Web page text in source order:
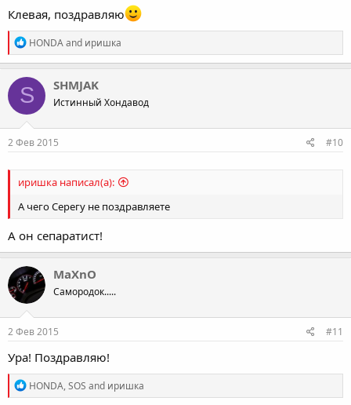
Клевая, поздравляю
R
e
a
c
t
i
o
n
s
HONDAand иришка
S SHMJAK
Истинный Хондавод
2 Фев 2015 #10
иришка написал(а):
А чего Серегу не поздравляете
А он сепаратист!
MaXnO
Самородок.....
2 Фев 2015 #11
Ура! Поздравляю!
R
e
HONDA,SOS and иришка